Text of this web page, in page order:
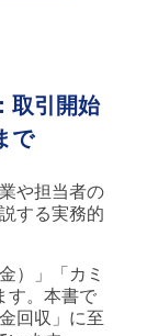
取引開始
で
や担当者の
する実務的
）」「カミ
す。本書で
回収」に至